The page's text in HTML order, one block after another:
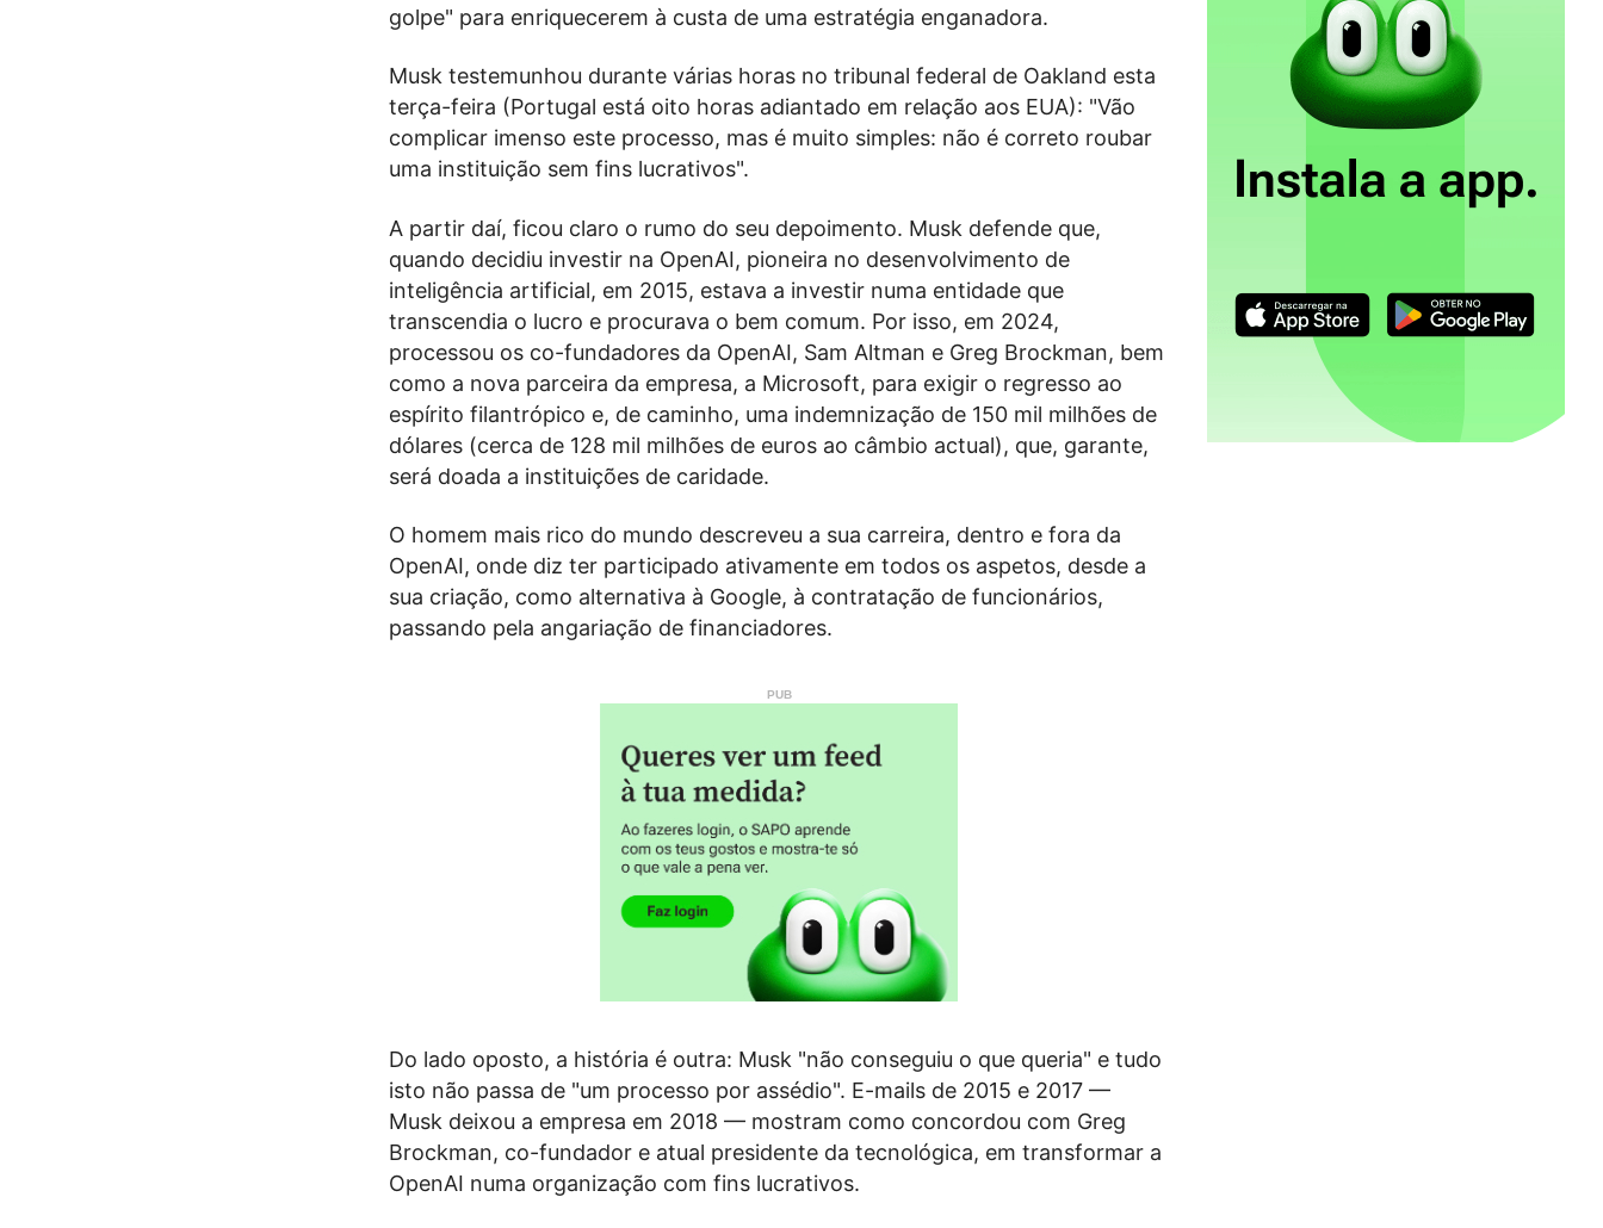
golpe" para enriquecerem à custa de uma estratégia enganadora.
Musk testemunhou durante várias horas no tribunal federal de Oakland esta
terça-feira (Portugal está oito horas adiantado em relação aos EUA): "Vão
complicar imenso este processo, mas é muito simples: não é correto roubar
uma instituição sem fins lucrativos".
A partir daí, ficou claro o rumo do seu depoimento. Musk defende que,
quando decidiu investir na OpenAI, pioneira no desenvolvimento de
inteligência artificial, em 2015, estava a investir numa entidade que
transcendia o lucro e procurava o bem comum. Por isso, em 2024,
processou os co-fundadores da OpenAI, Sam Altman e Greg Brockman, bem
como a nova parceira da empresa, a Microsoft, para exigir o regresso ao
espírito filantrópico e, de caminho, uma indemnização de 150 mil milhões de
dólares (cerca de 128 mil milhões de euros ao câmbio actual), que, garante,
será doada a instituições de caridade.
O homem mais rico do mundo descreveu a sua carreira, dentro e fora da
OpenAI, onde diz ter participado ativamente em todos os aspetos, desde a
sua criação, como alternativa à Google, à contratação de funcionários,
passando pela angariação de financiadores.
Do lado oposto, a história é outra: Musk "não conseguiu o que queria" e tudo
isto não passa de "um processo por assédio". E-mails de 2015 e 2017 —
Musk deixou a empresa em 2018 — mostram como concordou com Greg
Brockman, co-fundador e atual presidente da tecnológica, em transformar a
OpenAI numa organização com fins lucrativos.